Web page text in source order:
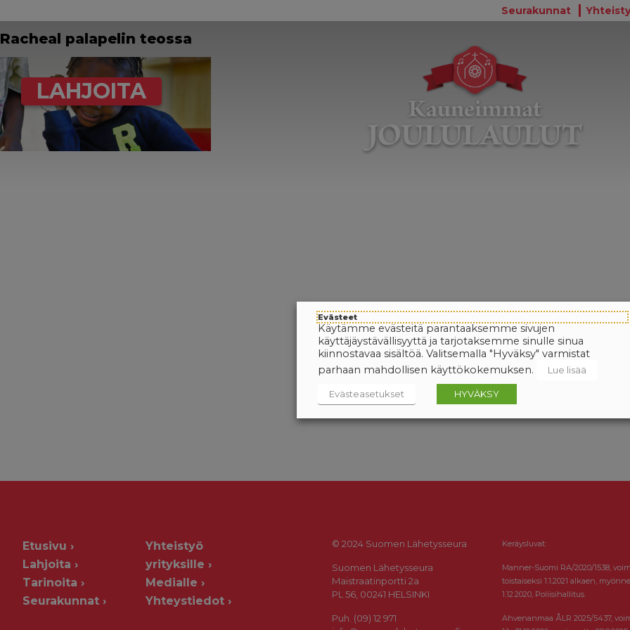
Seurakunnat
LAHJOITA
Racheal palapelin teossa
Etusivu
Lahjoita
Tarinoita
Seurakunnat
Yhteistyö
yrityksille
Medialle
Yhteystiedot
© 2024 Suomen Lähetysseura
Suomen Lähetysseura
Maistraatinportti 2a
PL 56, 00241 HELSINKI
Puh. (09) 12 971
Keräysluvat:
Manner-Suomi RA/2020/1538,
toistaiseksi 1.1.2021 alkaen,
1.12.2020, Poliisihallitus.
Ahvenanmaa ÅLR 2025/5437,
Evästeet
Käytämme evästeitä parantaaksemme sivujen
käyttäjäystävällisyyttä ja tarjotaksemme sinulle sinua
kiinnostavaa sisältöä. Valitsemalla "Hyväksy" varmistat
parhaan mahdollisen käyttökokemuksen.
Lue lisää
Evästeasetukset HYVÄKSY